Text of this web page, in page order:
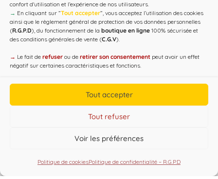
confort d'utilisation et l’expérience de nos utilisateurs.
→ En cliquant sur ”Tout accepter”, vous acceptez l’utilisation des cookies
ainsi que le règlement général de protection de vos données personnelles
(R.G.P.D), du fonctionnement de la boutique en ligne 100% sécurisée et
des conditions générales de vente (C.G.V).
→ Le fait de refuser ou de retirer son consentement peut avoir un effet
négatif sur certaines caractéristiques et fonctions.
Tout accepter
Tout refuser
Voir les préférences
Politique de cookiesPolitique de confidentialité – R.G.P.D
Copyright CAP'C 2019
Designed byWEB3-DESIGN